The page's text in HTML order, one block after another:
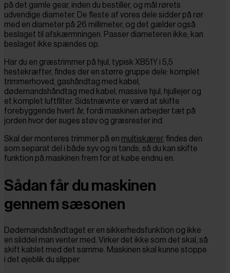
på det gamle gear, inden du bestiller, og mål rørets
udvendige diameter. De fleste af vores dele sidder på rør
med en diameter på 26 millimeter, og det gælder også
beslaget til afskærmningen. Passer diameteren ikke, kan
beslaget ikke spændes op.
Har du en græstrimmer på hjul, typisk XB51Y i 5,5
hestekræfter, findes der en større gruppe dele: komplet
trimmerhoved, gashåndtag med kabel,
dødemandshåndtag med kabel, massive hjul, hjullejer og
et komplet luftfilter. Sidstnævnte er værd at skifte
forebyggende hvert år, fordi maskinen arbejder tæt på
jorden hvor der suges støv og græsrester ind.
Skal der monteres trimmer på en multiskærer, findes den
som separat del i både syv og ni tands, så du kan skifte
funktion på maskinen frem for at købe endnu en.
Sådan får du maskinen
gennem sæsonen
Dødemandshåndtaget er en sikkerhedsfunktion og ikke
en sliddel man venter med. Virker det ikke som det skal, så
skift kablet med det samme. Maskinen skal kunne stoppe
i det øjeblik du slipper.